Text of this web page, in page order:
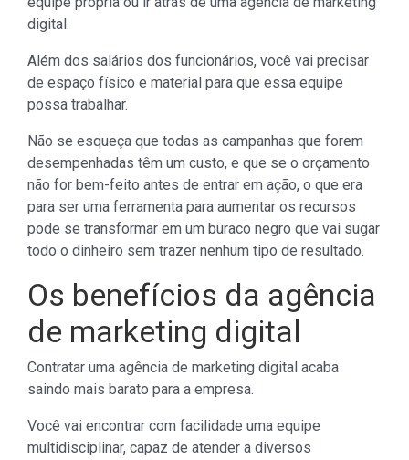
digital.
Além dos salários dos funcionários, você vai precisar
de espaço físico e material para que essa equipe
possa trabalhar.
Não se esqueça que todas as campanhas que forem
desempenhadas têm um custo, e que se o orçamento
não for bem-feito antes de entrar em ação, o que era
para ser uma ferramenta para aumentar os recursos
pode se transformar em um buraco negro que vai sugar
todo o dinheiro sem trazer nenhum tipo de resultado.
Os benefícios da agência
de marketing digital
Contratar uma agência de marketing digital acaba
saindo mais barato para a empresa.
Você vai encontrar com facilidade uma equipe
multidisciplinar, capaz de atender a diversos